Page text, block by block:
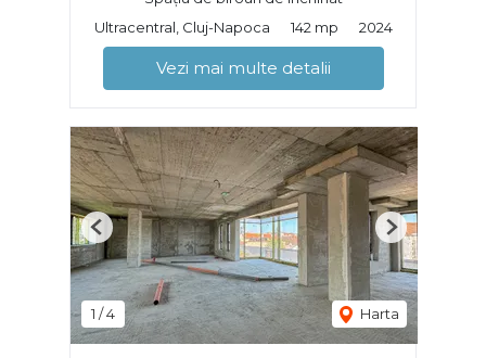
Ultracentral, Cluj-Napoca
142 mp 2024
Vezi mai multe detalii
1 /4 Harta
Previous Next